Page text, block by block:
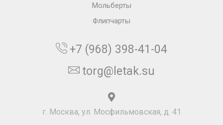
Мольберты
Флипчарты
+7 (968) 398-41-04
torg@letak.su
г. Москва, ул. Мосфильмовская, д. 41